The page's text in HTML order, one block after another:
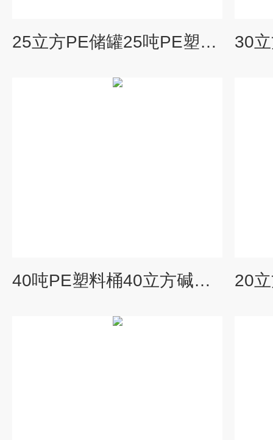
25立方PE储罐25吨PE塑料桶聚乙烯锥底平底酸碱药剂搅拌罐
40吨PE塑料桶40立方碱洗水箱PE塑料储存罐水处理加药罐